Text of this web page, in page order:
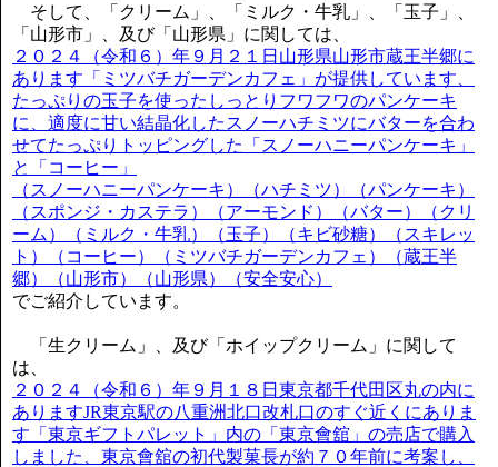
そして、「クリーム」、「ミルク・牛乳」、「玉子」、
「山形市」、及び「山形県」に関しては、
２０２４（令和６）年９月２１日山形県山形市蔵王半郷に
あります「ミツバチガーデンカフェ」が提供しています、
たっぷりの玉子を使ったしっとりフワフワのパンケーキ
に、適度に甘い結晶化したスノーハチミツにバターを合わ
せてたっぷりトッピングした「スノーハニーパンケーキ」
と「コーヒー」
（スノーハニーパンケーキ）（ハチミツ）（パンケーキ）
（スポンジ・カステラ）（アーモンド）（バター）（クリ
ーム）（ミルク・牛乳）（玉子）（キビ砂糖）（スキレッ
ト）（コーヒー）（ミツバチガーデンカフェ）（蔵王半
郷）（山形市）（山形県）（安全安心）
でご紹介しています。
「生クリーム」、及び「ホイップクリーム」に関して
は、
２０２４（令和６）年９月１８日東京都千代田区丸の内に
ありますJR東京駅の八重洲北口改札口のすぐ近くにありま
す「東京ギフトパレット」内の「東京會舘」の売店で購入
しました、東京會舘の初代製菓長が約７０年前に考案し、